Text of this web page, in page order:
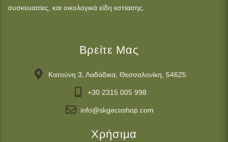
συσκευασίες, και οικολογικά είδη εστίασης.
Βρείτε Μας
Κατούνη 3, Λαδάδικα, Θεσσαλονίκη, 54625
+30 2315 005 998
info@skgecoshop.com
Χρήσιμα